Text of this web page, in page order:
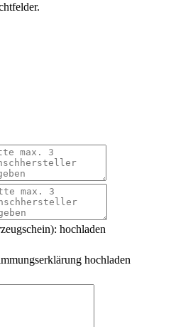
hochladen
hochladen